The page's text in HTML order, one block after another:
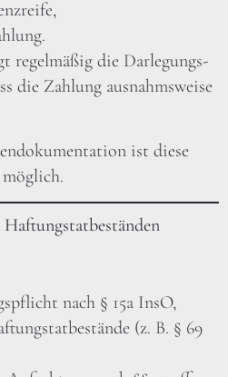
regelmäßig die Darlegungs-
die Zahlung ausnahmsweise
ist diese
nach § 15a InsO,
(z. B. § 69